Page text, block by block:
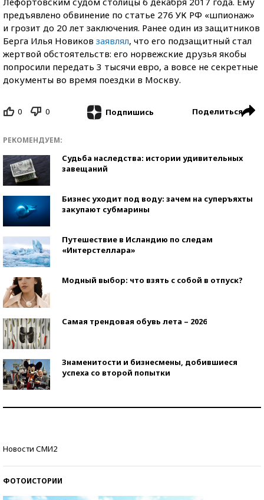
предъявлено обвинение по статье 276 УК РФ «шпионаж»
и грозит до 20 лет заключения. Ранее один из защитников
Берга Илья Новиков заявлял, что его подзащитный стал
жертвой обстоятельств: его норвежские друзья якобы
попросили передать 3 тысячи евро, а вовсе не секретные
документы во время поездки в Москву.
0 0 Подпишись Поделиться
РЕКОМЕНДУЕМ:
Судьба наследства: истории удивительных
завещаний
Бизнес уходит под воду: зачем на суперъяхты
закупают субмарины
Путешествие в Исландию по следам
«Интерстеллара»
Модный выбор: что взять с собой в отпуск?
Самая трендовая обувь лета – 2026
Знаменитости и бизнесмены, добившиеся
успеха со второй попытки
Новости СМИ2
ФОТОИСТОРИИ